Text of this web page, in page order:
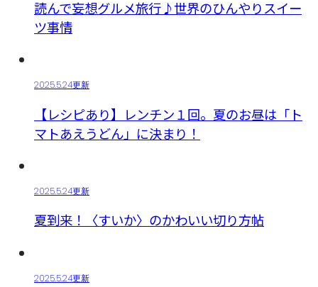
読んで妄想グルメ旅行♪世界のひんやりスイー
ツ事情
2025.5.24更新
【レシピあり】レンチン１回。夏のお昼は「ト
マトあえうどん」に決まり！
2025.5.24更新
夏到来！〈すいか〉のかわいい切り方帖
2025.5.24更新